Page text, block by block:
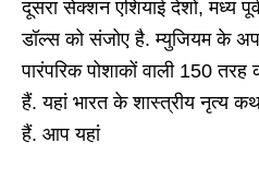
दूसरा सेक्शन एशियाई देशों, मध्य
डॉल्स को संजोए है. म्युजियम के
पारंपरिक पोशाकों वाली 150
हैं. यहां भारत के शास्त्रीय नृत्य
हैं. आप यहां